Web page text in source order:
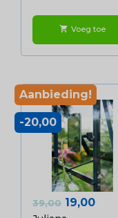
shopping_cart Voeg toe
Normale
prijs
39,00 Prijs
19,00
Aanbieding!
-20,00